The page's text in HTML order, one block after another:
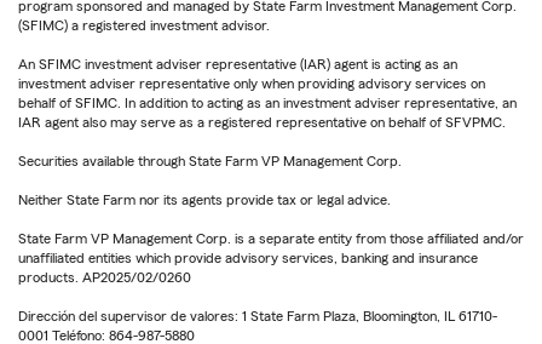
program sponsored and managed by State Farm Investment Management Corp.
(SFIMC) a registered investment advisor.
An SFIMC investment adviser representative (IAR) agent is acting as an
investment adviser representative only when providing advisory services on
behalf of SFIMC. In addition to acting as an investment adviser representative, an
IAR agent also may serve as a registered representative on behalf of SFVPMC.
Securities available through State Farm VP Management Corp.
Neither State Farm nor its agents provide tax or legal advice.
State Farm VP Management Corp. is a separate entity from those affiliated and/or
unaffiliated entities which provide advisory services, banking and insurance
products. AP2025/02/0260
Dirección del supervisor de valores: 1 State Farm Plaza, Bloomington, IL 61710-
0001 Teléfono: 864-987-5880